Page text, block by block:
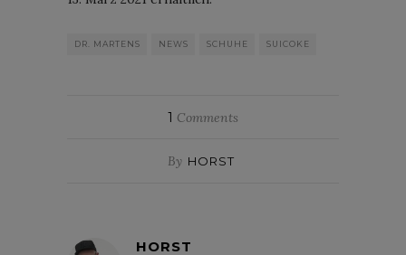
DR. MARTENS NEWS SCHUHE SUICOKE
1 Comments
By HORST
HORST